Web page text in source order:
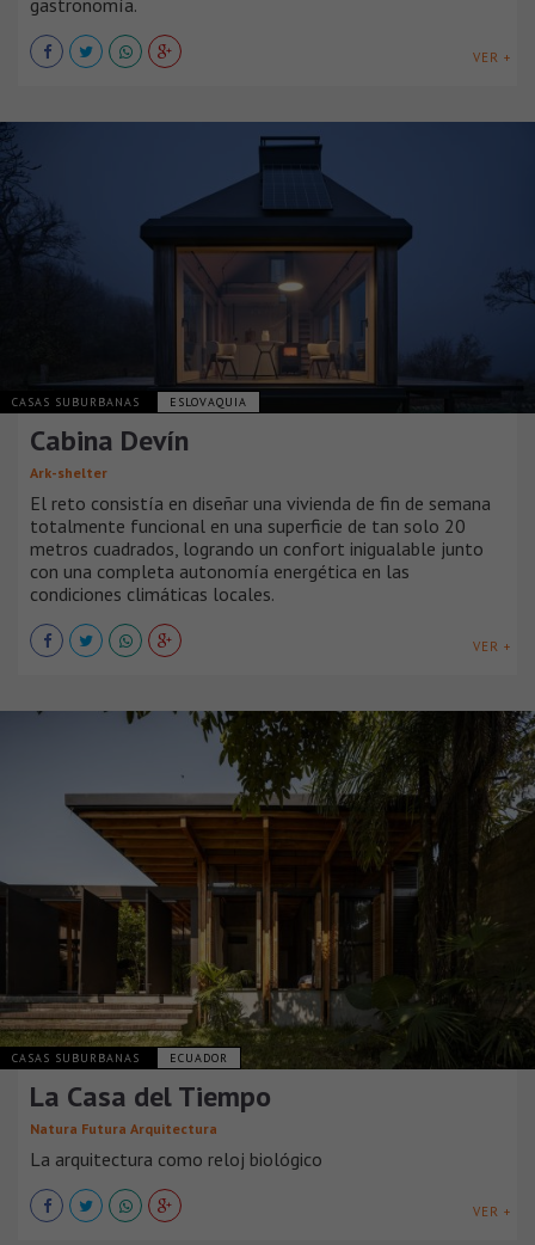
gastronomía.
VER +
CASAS SUBURBANAS ESLOVAQUIA
Cabina Devín
Ark-shelter
El reto consistía en diseñar una vivienda de fin de semana
totalmente funcional en una superficie de tan solo 20
metros cuadrados, logrando un confort inigualable junto
con una completa autonomía energética en las
condiciones climáticas locales.
VER +
CASAS SUBURBANAS ECUADOR
La Casa del Tiempo
Natura Futura Arquitectura
La arquitectura como reloj biológico
VER +